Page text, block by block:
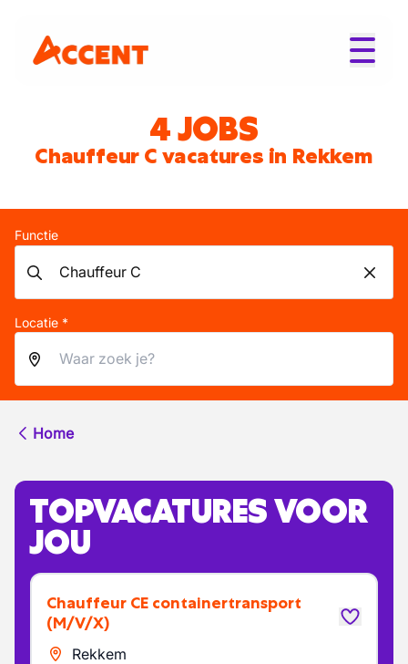
4 JOBS
Chauffeur C vacatures in Rekkem
Functie
Locatie *
Home
TOPVACATURES VOOR
JOU
Chauffeur CE containertransport
(M/V/X)
Rekkem